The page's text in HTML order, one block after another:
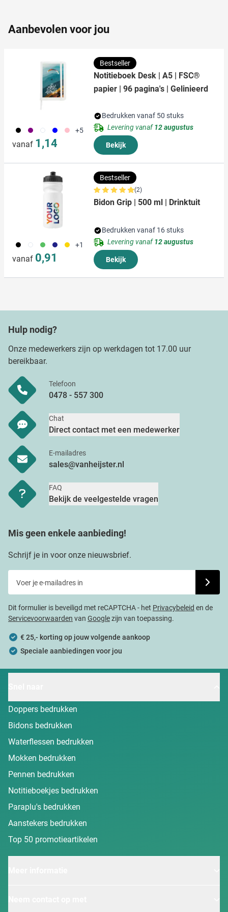
verzameld op basis van uw gebruik van hun services.
Aanbevolen voor jou
001 024 002 005 017 +5
vanaf 1,14
Bestseller
Notitieboek Desk | A5 | FSC®
papier | 96 pagina's | Gelinieerd
Bedrukken vanaf 50 stuks
Levering vanaf12 augustus
Bekijk
001 002 004 005 006 +1
vanaf 0,91
Bestseller
(2)
Bidon Grip | 500 ml | Drinktuit
Bedrukken vanaf 16 stuks
Levering vanaf12 augustus
Bekijk
Hulp nodig?
Onze medewerkers zijn op werkdagen tot 17.00 uur
bereikbaar.
Telefoon
0478 - 557 300
Chat
Direct contact met een medewerker
E-mailadres
sales@vanheijster.nl
FAQ
Bekijk de veelgestelde vragen
Mis geen enkele aanbieding!
Schrijf je in voor onze nieuwsbrief.
Dit formulier is beveiligd met reCAPTCHA - het Privacybeleid en de
Servicevoorwaarden van Googlezijn van toepassing.
€ 25,- korting op jouw volgende aankoop
Speciale aanbiedingen voor jou
Doppers bedrukken
Bidons bedrukken
Waterflessen bedrukken
Mokken bedrukken
Pennen bedrukken
Notitieboekjes bedrukken
Paraplu's bedrukken
Aanstekers bedrukken
Top 50 promotieartikelen